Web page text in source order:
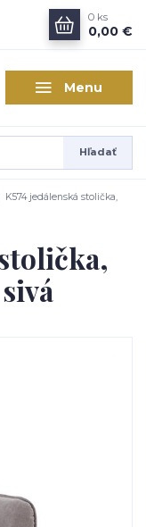
Menu
Hľadať
0 ks
0,00 €
K574 jedálenská stolička,